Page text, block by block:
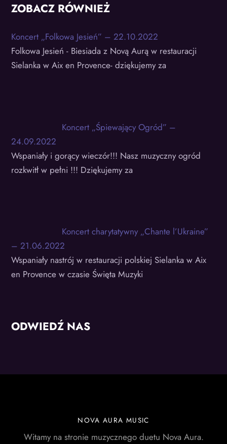
ZOBACZ RÓWNIEŻ
Koncert „Folkowa Jesień” – 22.10.2022
Folkowa Jesień - Biesiada z Novą Aurą w restauracji
Sielanka w Aix en Provence- dziękujemy za
Koncert „Śpiewający Ogród” –
24.09.2022
Wspaniały i gorący wieczór!!! Nasz muzyczny ogród
rozkwitł w pełni !!! Dziękujemy za
Koncert charytatywny „Chante l’Ukraine”
– 21.06.2022
Wspaniały nastrój w restauracji polskiej Sielanka w Aix
en Provence w czasie Święta Muzyki
ODWIEDŹ NAS
NOVA AURA MUSIC
Witamy na stronie muzycznego duetu Nova Aura.